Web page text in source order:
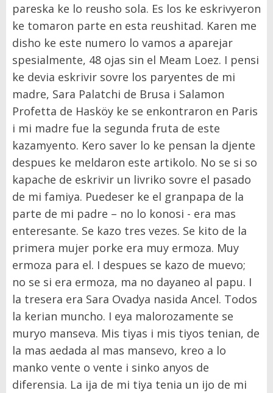
pareska ke lo reusho sola. Es los ke eskrivyeron
ke tomaron parte en esta reushitad. Karen me
disho ke este numero lo vamos a aparejar
spesialmente, 48 ojas sin el Meam Loez. I pensi
ke devia eskrivir sovre los paryentes de mi
madre, Sara Palatchi de Brusa i Salamon
Profetta de Hasköy ke se enkontraron en Paris
i mi madre fue la segunda fruta de este
kazamyento. Kero saver lo ke pensan la djente
despues ke meldaron este artikolo. No se si so
kapache de eskrivir un livriko sovre el pasado
de mi famiya. Puedeser ke el granpapa de la
parte de mi padre – no lo konosi - era mas
enteresante. Se kazo tres vezes. Se kito de la
primera mujer porke era muy ermoza. Muy
ermoza para el. I despues se kazo de muevo;
no se si era ermoza, ma no dayaneo al papu. I
la tresera era Sara Ovadya nasida Ancel. Todos
la kerian muncho. I eya malorozamente se
muryo manseva. Mis tiyas i mis tiyos tenian, de
la mas aedada al mas mansevo, kreo a lo
manko vente o vente i sinko anyos de
diferensia. La ija de mi tiya tenia un ijo de mi